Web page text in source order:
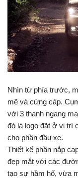
Nhìn từ phía trước,
mẽ và cứng cáp.
với 3 thanh ngang
đó là logo đặt ở vị trí
cho phần đầu xe.
Thiết kế phần nắp
đẹp mắt với các
tạo sự hầm hố, vừa